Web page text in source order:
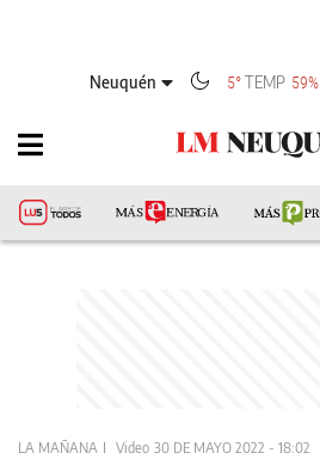
Neuquén 5°TEMP 59%
LA MAÑANA Video 30 DE MAYO 2022 - 18:02